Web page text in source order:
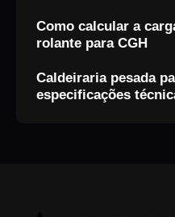
Como calcular a
rolante para CGH
Caldeiraria pesada
especificações